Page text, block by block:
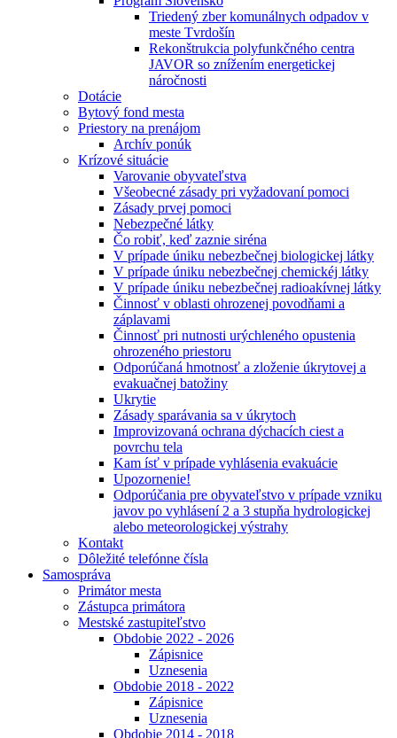
Triedený zber komunálnych odpadov v
meste Tvrdošín
Rekonštrukcia polyfunkčného centra
JAVOR so znížením energetickej
náročnosti
Dotácie
Bytový fond mesta
Priestory na prenájom
Archív ponúk
Krízové situácie
Varovanie obyvateľstva
Všeobecné zásady pri vyžadovaní pomoci
Zásady prvej pomoci
Nebezpečné látky
Čo robiť, keď zaznie siréna
V prípade úniku nebezbečnej biologickej látky
V prípade úniku nebezbečnej chemickéj látky
V prípade úniku nebezbečnej radioakívnej látky
Činnosť v oblasti ohrozenej povodňami a
záplavami
Činnosť pri nutnosti urýchleného opustenia
ohrozeného priestoru
Odporúčaná hmotnosť a zloženie úkrytovej a
evakuačnej batožiny
Ukrytie
Zásady sparávania sa v úkrytoch
Improvizovaná ochrana dýchacích ciest a
povrchu tela
Kam ísť v prípade vyhlásenia evakuácie
Upozornenie!
Odporúčania pre obyvateľstvo v prípade vzniku
javov po vyhlásení 2 a 3 stupňa hydrologickej
alebo meteorologickej výstrahy
Kontakt
Dôležité telefónne čísla
Samospráva
Primátor mesta
Zástupca primátora
Mestské zastupiteľstvo
Obdobie 2022 - 2026
Zápisnice
Uznesenia
Obdobie 2018 - 2022
Zápisnice
Uznesenia
Obdobie 2014 - 2018